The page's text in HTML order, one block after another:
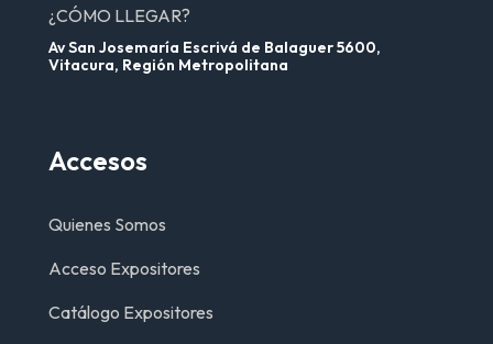
¿CÓMO LLEGAR?
Av San Josemaría Escrivá de Balaguer 5600,
Vitacura, Región Metropolitana
Accesos
Quienes Somos
Acceso Expositores
Catálogo Expositores